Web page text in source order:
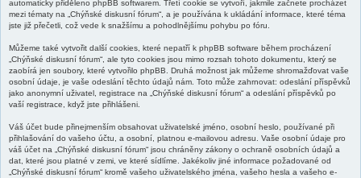
automaticky přiděleno phpBB softwarem. Třetí cookie se vytvoří, jakmile začnete procházet
mezi tématy na „Chýňské diskusní fórum“, a je používána k ukládání informace, které téma
jste již přečetli, což vede k snažšímu a pohodlnějšímu pohybu po fóru.
Můžeme také vytvořit další cookies, které nepatří k phpBB software během procházení
„Chýňské diskusní fórum“, ale tyto cookies jsou mimo rozsah tohoto dokumentu, který se
zaobírá jen soubory, které vytvořilo phpBB. Druhá možnost jak můžeme shromažďovat vaše
osobní údaje, je vaše odeslání těchto údajů nám. Toto může zahrnovat: odeslání příspěvků
jako anonymní uživatel, registrace na „Chýňské diskusní fórum“ a odeslání příspěvků po
vaší registrace, když jste přihlášeni.
Váš účet bude přinejmenším obsahovat uživatelské jméno, osobní heslo, používané při
přihlašování do vašeho účtu, a osobní, platnou e-mailovou adresu. Vaše osobní údaje pro
váš účet na „Chýňské diskusní fórum“ jsou chráněny zákony o ochraně osobních údajů a
dat, které jsou platné v zemi, ve které sídlíme. Jakékoliv jiné informace požadované od
„Chýňské diskusní fórum“ kromě vašeho uživatelského jména, vašeho hesla a vašeho e-